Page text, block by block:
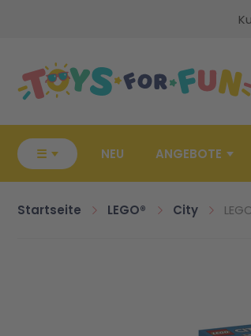
☰ NEU ANGEBOTE
Startseite LEGO® City